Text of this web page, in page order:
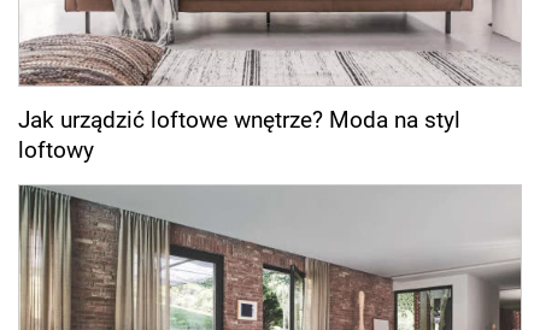
Jak urządzić loftowe wnętrze? Moda na styl
loftowy